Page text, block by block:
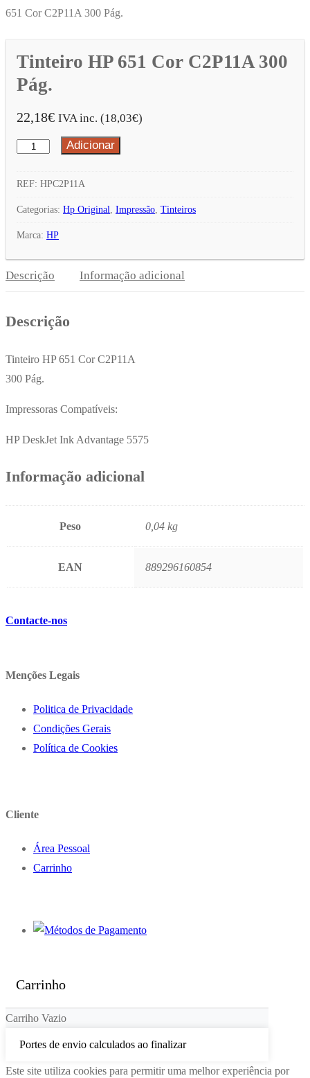
651 Cor C2P11A 300 Pág.
Tinteiro HP 651 Cor C2P11A 300
Pág.
22,18€ IVA inc. (18,03€)
Quantidade
Tinteiro
HP
Cor
C2P11A
300
Adicionar
REF: HPC2P11A
Categorias: Hp Original, Impressão, Tinteiros
Marca: HP
Descrição Informação adicional
Descrição
Tinteiro HP 651 Cor C2P11A
300 Pág.
Impressoras Compatíveis:
HP DeskJet Ink Advantage 5575
Informação adicional
Peso 0,04 kg
EAN 889296160854
Contacte-nos
Menções Legais
Politica de Privacidade
Condições Gerais
Política de Cookies
Cliente
Área Pessoal
Carrinho
Carrinho
Carriho Vazio
Portes de envio calculados ao finalizar
Este site utiliza cookies para permitir uma melhor experiência por